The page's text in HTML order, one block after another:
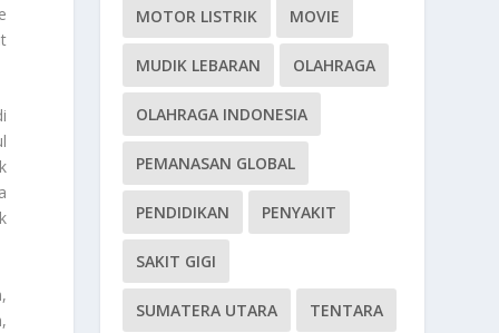
MOTOR LISTRIK MOVIE
MUDIK LEBARAN OLAHRAGA
OLAHRAGA INDONESIA
PEMANASAN GLOBAL
PENDIDIKAN PENYAKIT
SAKIT GIGI
SUMATERA UTARA TENTARA